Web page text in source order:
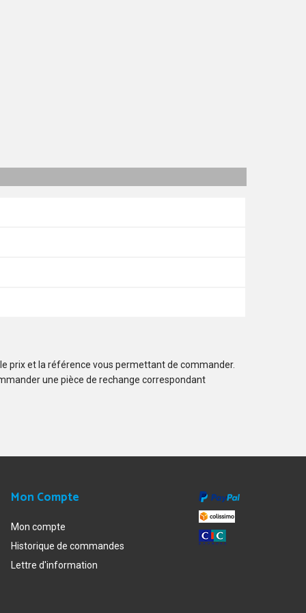
prix et la référence vous permettant de commander.
une pièce de rechange correspondant
Mon Compte
Mon compte
Historique de commandes
Lettre d'information